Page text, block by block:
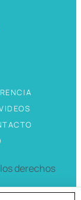
derechos